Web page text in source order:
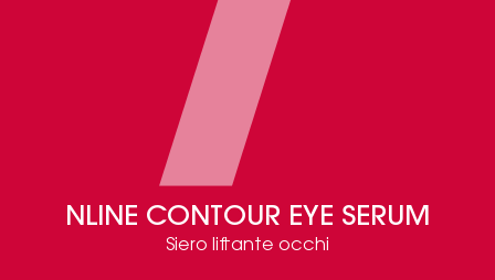
NLINE CONTOUR EYE SERUM
Siero liftante occhi